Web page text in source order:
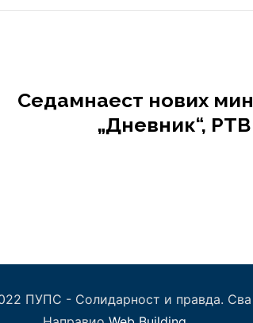
Седамнаест нових
„Дневник“,
ПУПС - Солидарност и правда. Сва